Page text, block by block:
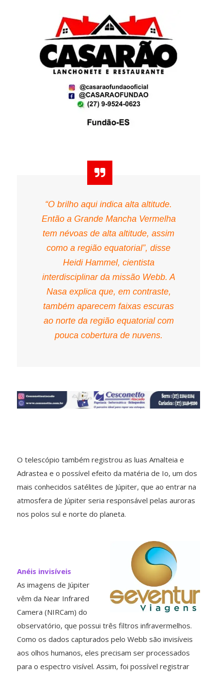
“O brilho aqui indica alta altitude.
Então a Grande Mancha Vermelha
tem névoas de alta altitude, assim
como a região equatorial”, disse
Heidi Hammel, cientista
interdisciplinar da missão Webb. A
Nasa explica que, em contraste,
também aparecem faixas escuras
ao norte da região equatorial com
pouca cobertura de nuvens.
O telescópio também registrou as luas Amalteia e
Adrastea e o possível efeito da matéria de Io, um dos
mais conhecidos satélites de Júpiter, que ao entrar na
atmosfera de Júpiter seria responsável pelas auroras
nos polos sul e norte do planeta.
Anéis invisíveis
As imagens de Júpiter
vêm da Near Infrared
Camera (NIRCam) do
observatório, que possui três filtros infravermelhos.
Como os dados capturados pelo Webb são invisíveis
aos olhos humanos, eles precisam ser processados
para o espectro visível. Assim, foi possível registrar